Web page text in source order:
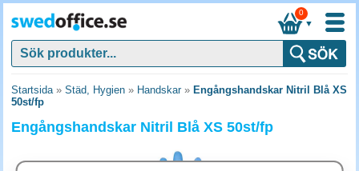
▼
0
Startsida» Städ, Hygien » Handskar» Engångshandskar Nitril Blå XS
50st/fp
Engångshandskar Nitril Blå XS 50st/fp